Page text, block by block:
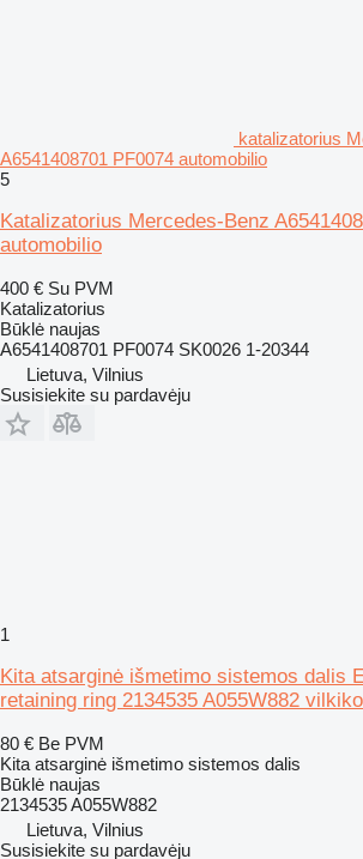
katalizatorius
A6541408701 PF0074 automobilio
5
Katalizatorius Mercedes-Benz
automobilio
400 € Su PVM
Katalizatorius
Būklė naujas
A6541408701 PF0074 SK0026 1-20344
Lietuva, Vilnius
Susisiekite su pardavėju
1
Kita atsarginė išmetimo sistemos dalis
retaining ring 2134535 A055W882
80 € Be PVM
Kita atsarginė išmetimo sistemos dalis
Būklė naujas
2134535 A055W882
Lietuva, Vilnius
Susisiekite su pardavėju